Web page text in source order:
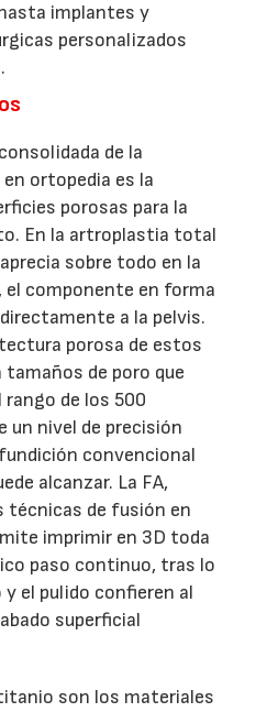
implantes y
personalizados
de la
ortopedia es la
porosas para la
En la artroplastia total
sobre todo en la
el componente en forma
a la pelvis.
porosa de estos
de poro que
rango de los 500
un nivel de precisión
convencional
alcanzar. La FA,
técnicas de fusión en
imprimir en 3D toda
paso continuo, tras lo
y el pulido confieren al
superficial
son los materiales